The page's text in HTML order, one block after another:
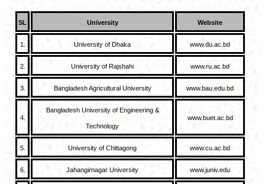
SL University Website
1. University of Dhaka www.du.ac.bd
2. University of Rajshahi www.ru.ac.bd
3. Bangladesh Agricultural University www.bau.edu.bd
4.
Bangladesh University of Engineering &
Technology
www.buet.ac.bd
5. University of Chittagong www.cu.ac.bd
6. Jahangirnagar University www.juniv.edu